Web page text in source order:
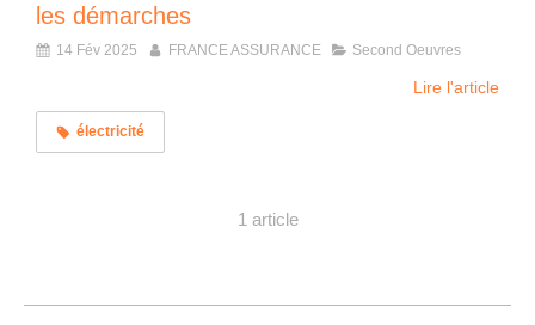
les démarches
14 Fév 2025 FRANCE ASSURANCE Second Oeuvres
Lire l'article
électricité
1 article